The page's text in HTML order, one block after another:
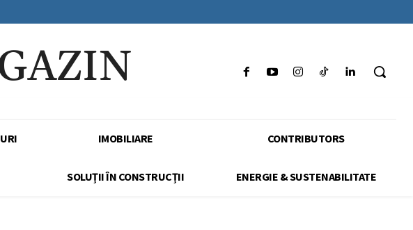
IMOBILIARE CONTRIBUTORS
SOLUȚII ÎN CONSTRUCȚII ENERGIE & SUSTENABILITATE